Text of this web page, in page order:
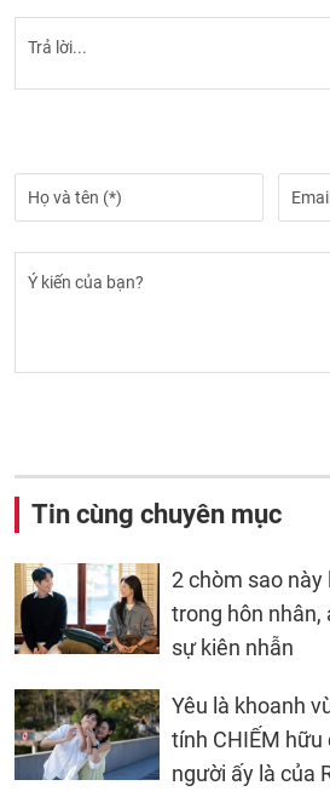
Tin cùng chuyên mục
2 chòm sao này
trong hôn nhân,
sự kiên nhẫn
Yêu là khoanh
tính CHIẾM hữu
người ấy là của